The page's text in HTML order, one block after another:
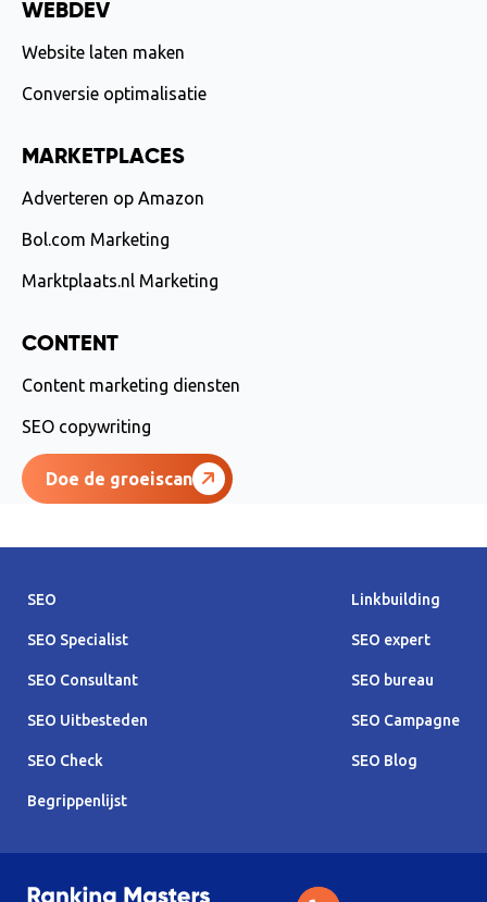
WEBDEV
Website laten maken
Conversie optimalisatie
MARKETPLACES
Adverteren op Amazon
Bol.com Marketing
Marktplaats.nl Marketing
CONTENT
Content marketing diensten
SEO copywriting
Doe de groeiscan
SEO Linkbuilding
SEO Specialist SEO expert
SEO Consultant SEO bureau
SEO Uitbesteden SEO Campagne
SEO Check SEO Blog
Begrippenlijst